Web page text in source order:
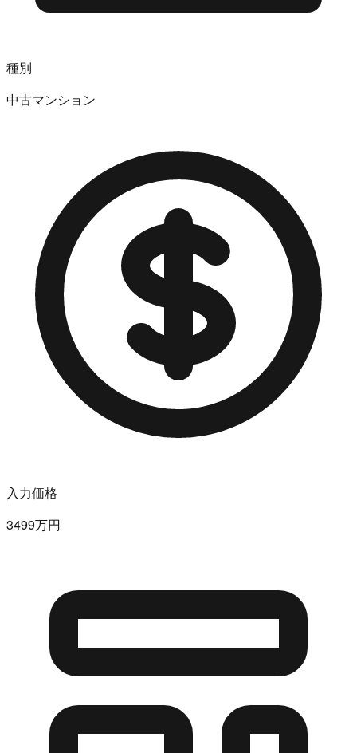
種別
中古マンション
入力価格
3499万円